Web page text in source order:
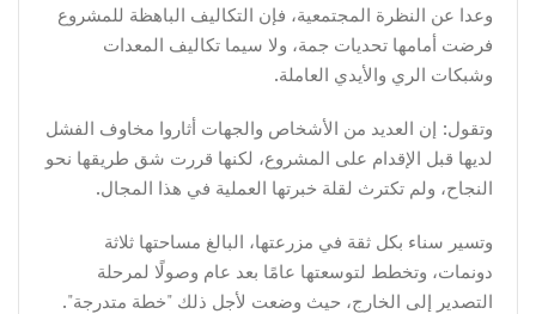
وعدا عن النظرة المجتمعية، فإن التكاليف الباهظة للمشروع
فرضت أمامها تحديات جمة، ولا سيما تكاليف المعدات
وشبكات الري والأيدي العاملة.
وتقول: إن العديد من الأشخاص والجهات أثاروا مخاوف الفشل
لديها قبل الإقدام على المشروع، لكنها قررت شق طريقها نحو
النجاح، ولم تكترث لقلة خبرتها العملية في هذا المجال.
وتسير سناء بكل ثقة في مزرعتها، البالغ مساحتها ثلاثة
دونمات، وتخطط لتوسعتها عامًا بعد عام وصولًا لمرحلة
التصدير إلى الخارج، حيث وضعت لأجل ذلك "خطة متدرجة".